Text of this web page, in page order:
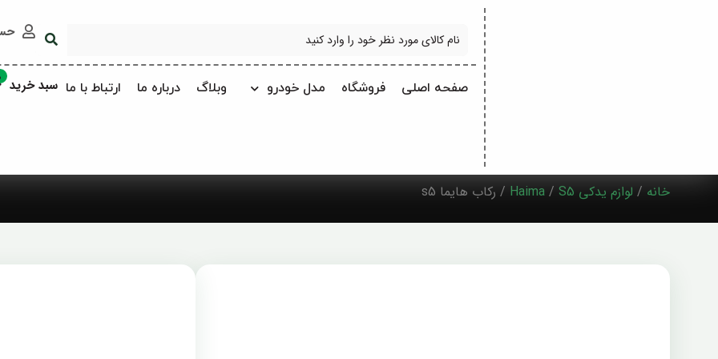
جستجو
صفحه اصلی فروشگاه مدل خودرو وبلاگ درباره ما ارتباط با ما سبد خرید
خانه / لوازم یدکی Haima / S5 / رکاب هایما s5